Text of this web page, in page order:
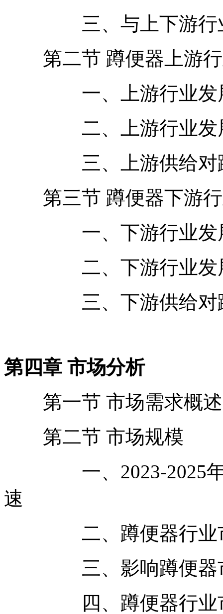
三、与上下游行业
第二节 蹲便器上游行
一、上游行业发
二、上游行业发
三、上游供给对蹲
第三节 蹲便器下游行
一、下游行业发
二、下游行业发
三、下游供给对蹲
第四章 市场分析
第一节 市场需求概述
第二节 市场规模
一、2023-2025年中
速
二、蹲便器行业市
三、影响蹲便器市
四、蹲便器行业